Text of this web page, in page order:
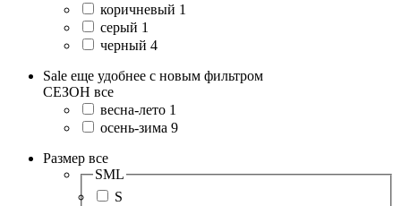
коричневый 1
серый 1
черный 4
Sale еще удобнее с новым фильтром
СЕЗОН все
весна-лето 1
осень-зима 9
Размер все
SML
S